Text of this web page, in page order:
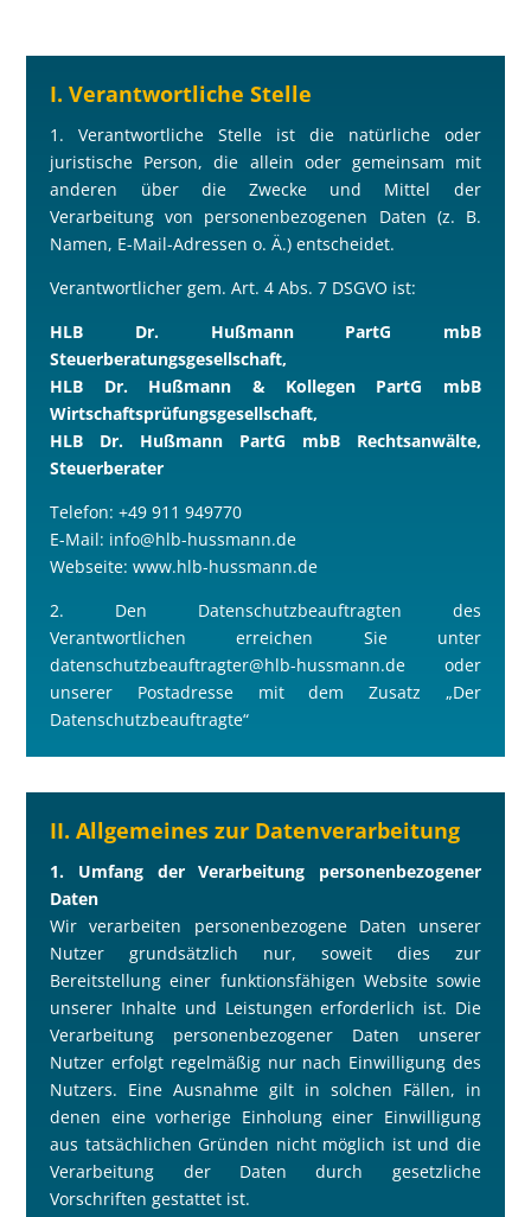
I. Verantwortliche Stelle
1. Verantwortliche Stelle ist die natürliche oder
juristische Person, die allein oder gemeinsam mit
anderen über die Zwecke und Mittel der
Verarbeitung von personenbezogenen Daten (z. B.
Namen, E-Mail-Adressen o. Ä.) entscheidet.
Verantwortlicher gem. Art. 4 Abs. 7 DSGVO ist:
HLB Dr. Hußmann PartG mbB
Steuerberatungsgesellschaft,
HLB Dr. Hußmann & Kollegen PartG mbB
Wirtschaftsprüfungsgesellschaft,
HLB Dr. Hußmann PartG mbB Rechtsanwälte,
Steuerberater
Telefon: +49 911 949770
E-Mail: info@hlb-hussmann.de
Webseite: www.hlb-hussmann.de
2. Den Datenschutzbeauftragten des
Verantwortlichen erreichen Sie unter
datenschutzbeauftragter@hlb-hussmann.de oder
unserer Postadresse mit dem Zusatz „Der
Datenschutzbeauftragte“
II. Allgemeines zur Datenverarbeitung
1. Umfang der Verarbeitung personenbezogener
Daten
Wir verarbeiten personenbezogene Daten unserer
Nutzer grundsätzlich nur, soweit dies zur
Bereitstellung einer funktionsfähigen Website sowie
unserer Inhalte und Leistungen erforderlich ist. Die
Verarbeitung personenbezogener Daten unserer
Nutzer erfolgt regelmäßig nur nach Einwilligung des
Nutzers. Eine Ausnahme gilt in solchen Fällen, in
denen eine vorherige Einholung einer Einwilligung
aus tatsächlichen Gründen nicht möglich ist und die
Verarbeitung der Daten durch gesetzliche
Vorschriften gestattet ist.